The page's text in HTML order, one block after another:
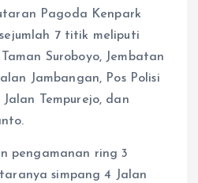
Pagoda Kenpark
7 titik meliputi
Suroboyo, Jembatan
Jambangan, Pos Polisi
Tempurejo, dan
pengamanan ring 3
simpang 4 Jalan